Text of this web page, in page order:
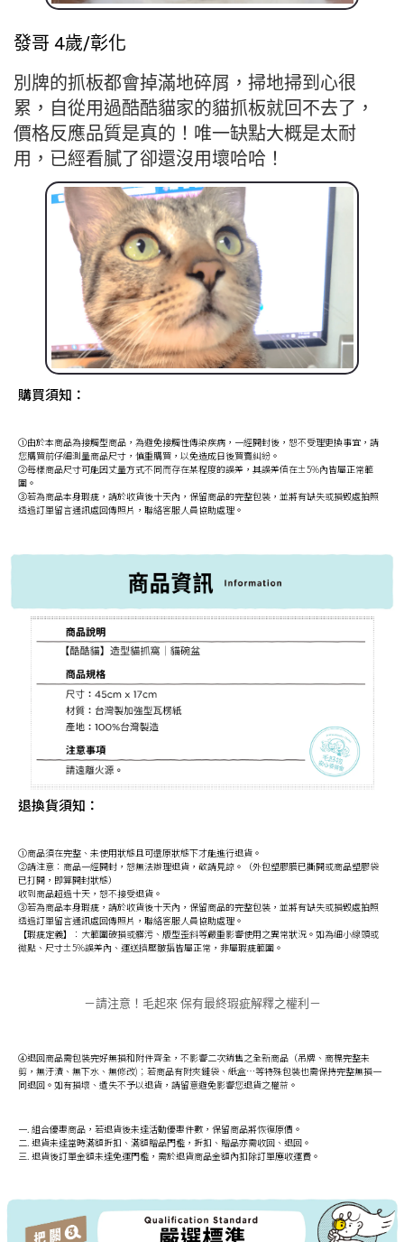
發哥 4歲/彰化
別牌的抓板都會掉滿地碎屑，掃地掃到心很
累，自從用過酷酷貓家的貓抓板就回不去了，
價格反應品質是真的！唯一缺點大概是太耐
用，已經看膩了卻還沒用壞哈哈！
購買須知：
①由於本商品為接觸型商品，為避免接觸性傳染疾病，一經開封後，恕不受理更換事宜，請
您購買前仔細測量商品尺寸，慎重購買，以免造成日後買賣糾紛。
②每樣商品尺寸可能因丈量方式不同而存在某程度的誤差，其誤差值在±5%內皆屬正常範
圍。
③若為商品本身瑕疵，請於收貨後十天內，保留商品的完整包裝，並將有缺失或損毀處拍照
透過訂單留言通訊處回傳照片，聯絡客服人員協助處理。
退換貨須知：
①商品須在完整、未使用狀態且可還原狀態下才能進行退貨。
②請注意：商品一經開封，恕無法辦理退貨，敬請見諒。（外包塑膠膜已撕開或商品塑膠袋
已打開，即算開封狀態）
收到商品超過十天，恕不接受退貨。
③若為商品本身瑕疵，請於收貨後十天內，保留商品的完整包裝，並將有缺失或損毀處拍照
透過訂單留言通訊處回傳照片，聯絡客服人員協助處理。
【瑕疵定義】：大範圍破損或髒污、版型歪斜等嚴重影響使用之異常狀況。如為細小線頭或
微點、尺寸±5%誤差內、運送擠壓皺摺皆屬正常，非屬瑕疵範圍。
－請注意！毛起來 保有最終瑕疵解釋之權利－
④退回商品需包裝完好無損和附件齊全，不影響二次銷售之全新商品（吊牌、商標完整未
剪，無汙漬、無下水、無修改)；若商品有附夾鏈袋、紙盒…等特殊包裝也需保持完整無損一
同退回。如有損壞、遺失不予以退貨，請留意避免影響您退貨之權益。
一. 組合優惠商品，若退貨後未達活動優惠件數，保留商品將恢復原價。
二. 退貨未達當時滿額折扣、滿額贈品門檻，折扣、贈品亦需收回、退回。
三. 退貨後訂單金額未達免運門檻，需於退貨商品金額內扣除訂單應收運費。